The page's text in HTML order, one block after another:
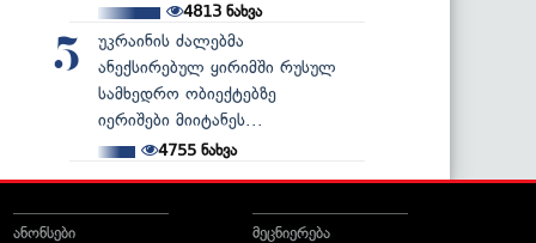
4813ნახვა
5
უკრაინის ძალებმა
ანექსირებულ ყირიმში რუსულ
სამხედრო ობიექტებზე
იერიშები მიიტანეს...
4755 ნახვა
ანონსები მეცნიერება